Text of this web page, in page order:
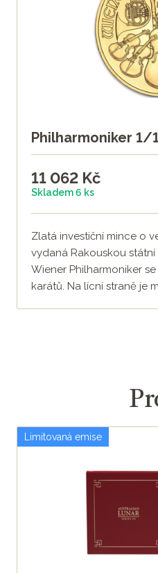
Philharmoniker 1/
11 062 Kč
Skladem 6 ks
Zlatá investiční mince o
vydaná Rakouskou
Wiener Philharmoniker
karátů. Na lícní straně je
Limitovaná emise